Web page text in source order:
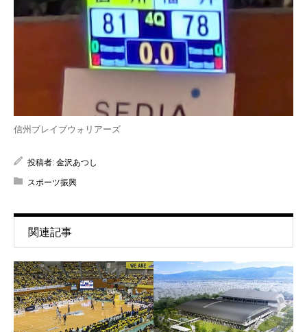
信州ブレイブウォリアーズ
投稿者: 金沢あつし
スポーツ振興
関連記事